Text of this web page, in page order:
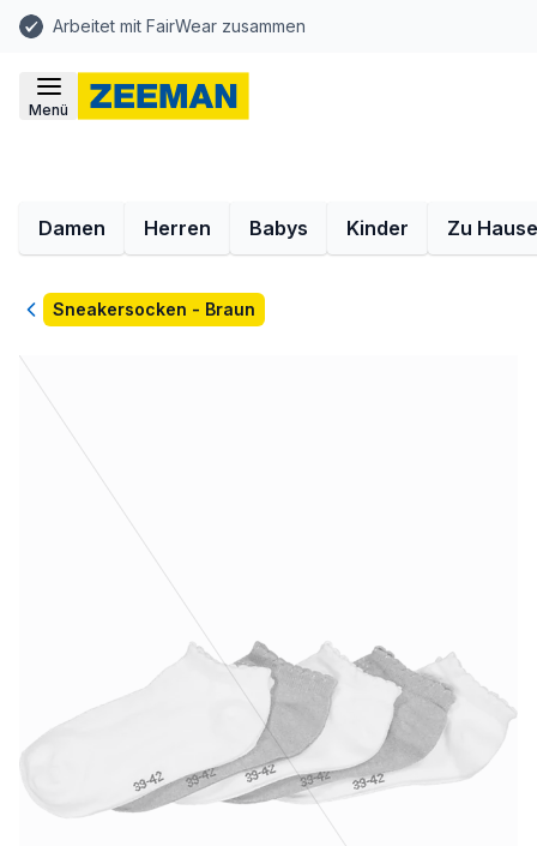
Arbeitet mit FairWear zusammen
Menü
Damen Herren Babys Kinder Zu Hause
ZurückSneakersocken - Braun